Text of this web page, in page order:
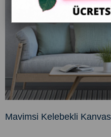
Mavimsi Kelebekli